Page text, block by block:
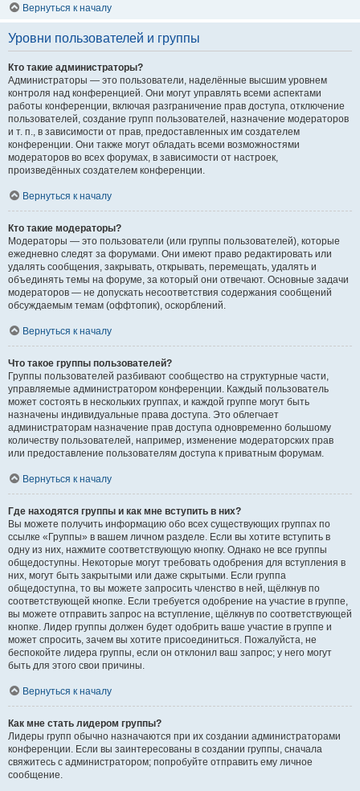
Вернуться к началу
Уровни пользователей и группы
Кто такие администраторы?
Администраторы — это пользователи, наделённые высшим уровнем
контроля над конференцией. Они могут управлять всеми аспектами
работы конференции, включая разграничение прав доступа, отключение
пользователей, создание групп пользователей, назначение модераторов
и т. п., в зависимости от прав, предоставленных им создателем
конференции. Они также могут обладать всеми возможностями
модераторов во всех форумах, в зависимости от настроек,
произведённых создателем конференции.
Вернуться к началу
Кто такие модераторы?
Модераторы — это пользователи (или группы пользователей), которые
ежедневно следят за форумами. Они имеют право редактировать или
удалять сообщения, закрывать, открывать, перемещать, удалять и
объединять темы на форуме, за который они отвечают. Основные задачи
модераторов — не допускать несоответствия содержания сообщений
обсуждаемым темам (оффтопик), оскорблений.
Вернуться к началу
Что такое группы пользователей?
Группы пользователей разбивают сообщество на структурные части,
управляемые администратором конференции. Каждый пользователь
может состоять в нескольких группах, и каждой группе могут быть
назначены индивидуальные права доступа. Это облегчает
администраторам назначение прав доступа одновременно большому
количеству пользователей, например, изменение модераторских прав
или предоставление пользователям доступа к приватным форумам.
Вернуться к началу
Где находятся группы и как мне вступить в них?
Вы можете получить информацию обо всех существующих группах по
ссылке «Группы» в вашем личном разделе. Если вы хотите вступить в
одну из них, нажмите соответствующую кнопку. Однако не все группы
общедоступны. Некоторые могут требовать одобрения для вступления в
них, могут быть закрытыми или даже скрытыми. Если группа
общедоступна, то вы можете запросить членство в ней, щёлкнув по
соответствующей кнопке. Если требуется одобрение на участие в группе,
вы можете отправить запрос на вступление, щёлкнув по соответствующей
кнопке. Лидер группы должен будет одобрить ваше участие в группе и
может спросить, зачем вы хотите присоединиться. Пожалуйста, не
беспокойте лидера группы, если он отклонил ваш запрос; у него могут
быть для этого свои причины.
Вернуться к началу
Как мне стать лидером группы?
Лидеры групп обычно назначаются при их создании администраторами
конференции. Если вы заинтересованы в создании группы, сначала
свяжитесь с администратором; попробуйте отправить ему личное
сообщение.